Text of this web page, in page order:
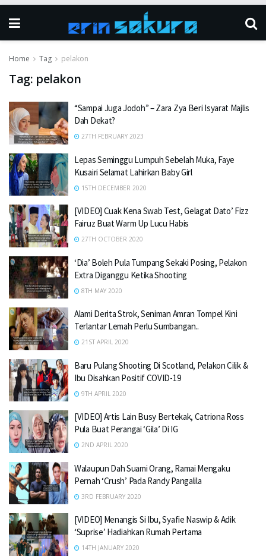
Home Tag pelakon
Tag: pelakon
“Sampai Juga Jodoh” – Zara Zya Beri Isyarat Majlis
Dah Dekat?
27TH FEBRUARY 2023
Lepas Seminggu Lumpuh Sebelah Muka, Faye
Kusairi Selamat Lahirkan Baby Girl
15TH DECEMBER 2020
[VIDEO] Cuak Kena Swab Test, Gelagat Dato’ Fizz
Fairuz Buat Warm Up Lucu Habis
27TH OCTOBER 2020
‘Dia’ Boleh Pula Tumpang Sekaki Posing, Pelakon
Extra Diganggu Ketika Shooting
8TH MAY 2020
Alami Derita Strok, Seniman Amran Tompel Kini
Terlantar Lemah Perlu Sumbangan..
21ST APRIL 2020
Baru Pulang Shooting Di Scotland, Pelakon Cilik &
Ibu Disahkan Positif COVID-19
9TH APRIL 2020
[VIDEO] Artis Lain Busy Bertekak, Catriona Ross
Pula Buat Perangai ‘Gila’ Di IG
2ND APRIL 2020
Walaupun Dah Suami Orang, Ramai Mengaku
Pernah ‘Crush’ Pada Randy Pangalila
3RD FEBRUARY 2020
[VIDEO] Menangis Si Ibu, Syafie Naswip & Adik
‘Suprise’ Hadiahkan Rumah Pertama
14TH JANUARY 2020